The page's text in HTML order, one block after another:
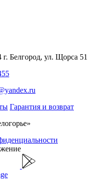
г. Белгород, ул. Щорса 51
Гарантия и возврат